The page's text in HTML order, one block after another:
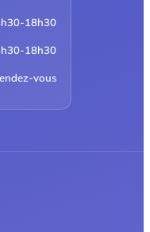
18h30
18h30
vous